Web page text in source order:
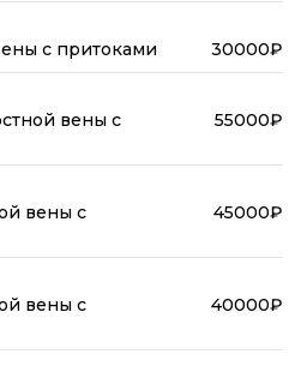
с притоками 30000₽
вены с
55000₽
вены с
45000₽
вены с
40000₽